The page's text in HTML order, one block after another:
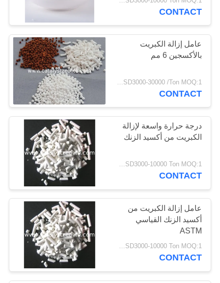
CONTACT
عامل إزالة الكبريت
بالأكسجين 6 مم
USD3000-30000 /Ton MOQ:1 كغم
CONTACT
درجة حرارة واسعة لإزالة
الكبريت من أكسيد الزنك
USD3000-10000 Ton MOQ:1 كغم
CONTACT
عامل إزالة الكبريت من
أكسيد الزنك القياسي
ASTM
USD3000-10000 Ton MOQ:1 كغم
CONTACT